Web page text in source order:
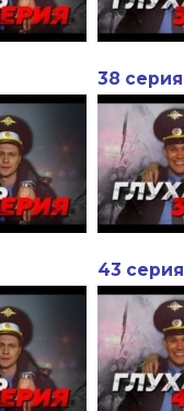
38 серия
43 серия